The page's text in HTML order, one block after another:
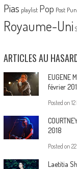
Pias playlist Pop Post
Royaume-Uni
ARTICLES AU
EUGENE
février
Posted on
2018
Posted on
Laetitia